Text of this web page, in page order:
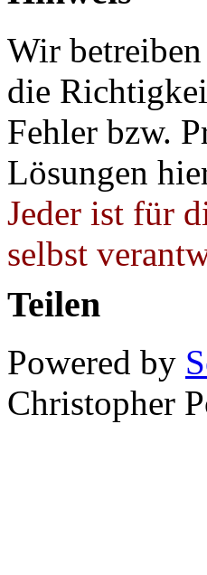
Wir
die
Fehler bzw.
Lösungen
Jeder ist für
selbst
Teilen
Powered by
Christopher